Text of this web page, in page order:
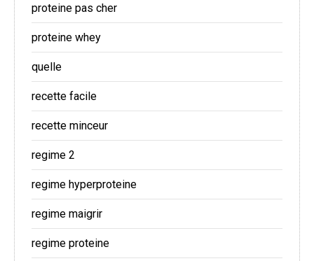
proteine pas cher
proteine whey
quelle
recette facile
recette minceur
regime 2
regime hyperproteine
regime maigrir
regime proteine